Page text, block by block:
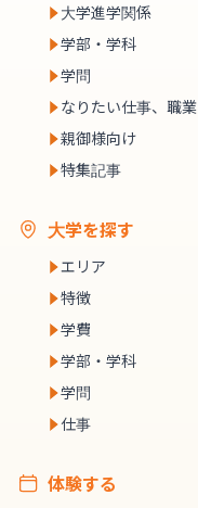
大学進学関係
学部・学科
学問
なりたい仕事、職業
親御様向け
特集記事
大学を探す
エリア
特徴
学費
学部・学科
学問
仕事
体験する